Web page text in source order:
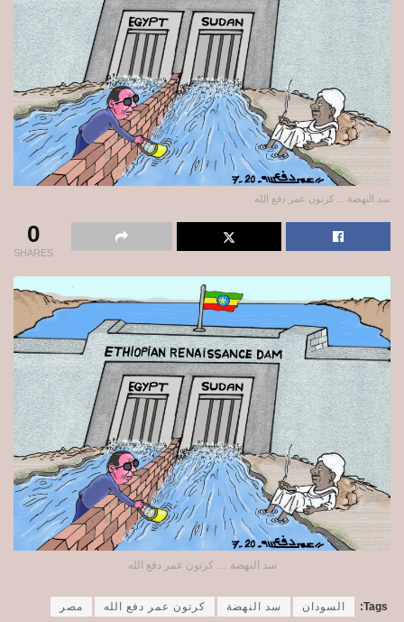
سد النهضة ... كرتون عمر دفع الله
0
SHARES
سد النهضة … كرتون عمر دفع الله
Tags: السودان سد النهضة كرتون عمر دفع الله مصر